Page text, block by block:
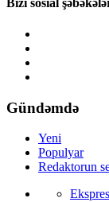
Gündəmdə
Yeni
Populyar
Redaktorun